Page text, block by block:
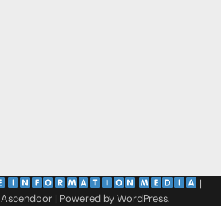
|
Ascendoor| Powered byWordPress.